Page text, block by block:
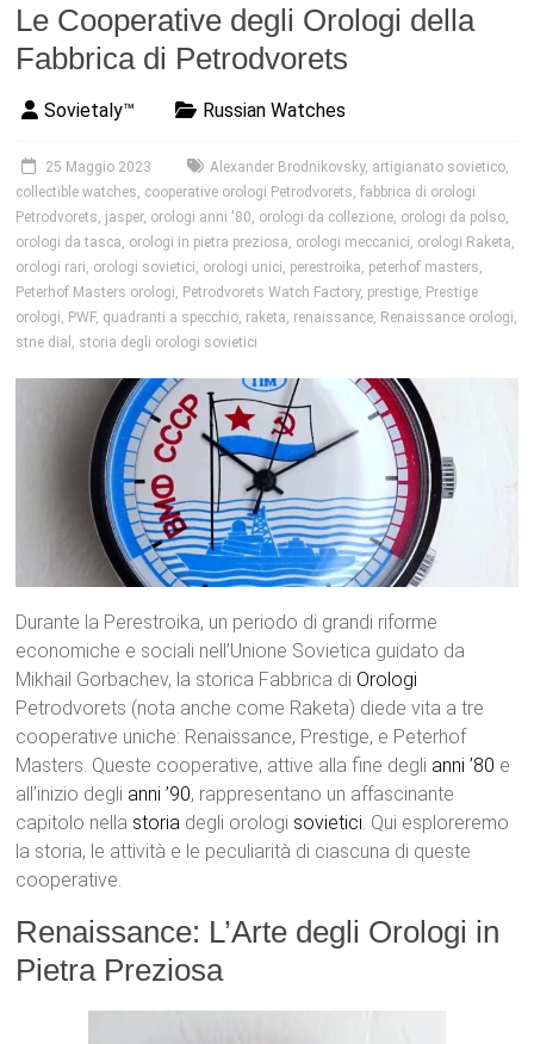
Le Cooperative degli Orologi della
Fabbrica di Petrodvorets
Sovietaly™ Russian Watches
25 Maggio 2023 Alexander Brodnikovsky, artigianato sovietico,
collectible watches, cooperative orologi Petrodvorets,fabbrica di orologi
Petrodvorets, jasper, orologi anni '80, orologi da collezione, orologi da polso,
orologi da tasca, orologi in pietra preziosa, orologi meccanici, orologi Raketa,
orologi rari, orologi sovietici, orologi unici, perestroika, peterhof masters,
Peterhof Masters orologi, Petrodvorets Watch Factory, prestige, Prestige
orologi, PWF, quadranti a specchio, raketa, renaissance, Renaissance orologi,
stne dial , storia degli orologi sovietici
Durante la Perestroika, un periodo di grandi riforme
economiche e sociali nell’Unione Sovietica guidato da
Mikhail Gorbachev, la storica Fabbrica di Orologi
Petrodvorets (nota anche come Raketa) diede vita a tre
cooperative uniche: Renaissance, Prestige, e Peterhof
Masters. Queste cooperative, attive alla fine degli anni ’80 e
all’inizio degli anni ’90, rappresentano un affascinante
capitolo nella storia degli orologi sovietici. Qui esploreremo
la storia, le attività e le peculiarità di ciascuna di queste
cooperative.
Renaissance: L’Arte degli Orologi in
Pietra Preziosa